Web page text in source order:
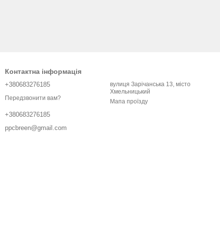
Контактна інформація
+380683276185
Передзвонити вам?
+380683276185
ppcbreen@gmail.com
вулиця Зарічанська 13, місто
Хмельницький
Мапа проїзду